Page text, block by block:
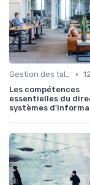
Gestion des talents IT •
Les compétences
essentielles du
systèmes